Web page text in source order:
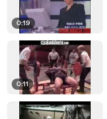
0:19
0:11